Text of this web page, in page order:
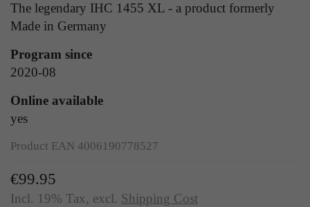
The legendary IHC 1455 XL - a product formerly
Made in Germany
Program since
2020-08
Online available
yes
Product EAN 4006190778527
€99.95
Incl. 19% Tax, excl. Shipping Cost
Zweck
Speichert den Zustimmungsstatus des Benutzers
für Cookies auf der aktuellen Domäne.
Anbieter Google Analytics
Zweck
Solange es gesetzt ist, werden bestimmte